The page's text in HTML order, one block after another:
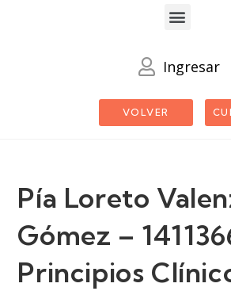
Ingresar
VOLVER
Pía Loreto
Gómez –
Principios